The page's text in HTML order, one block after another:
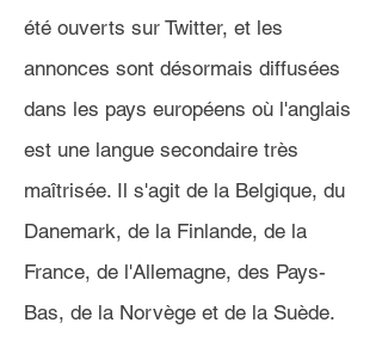
été ouverts sur Twitter, et les
annonces sont désormais diffusées
dans les pays européens où l'anglais
est une langue secondaire très
maîtrisée. Il s'agit de la Belgique, du
Danemark, de la Finlande, de la
France, de l'Allemagne, des Pays-
Bas, de la Norvège et de la Suède.